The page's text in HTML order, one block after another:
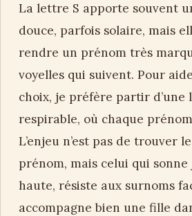
La lettre S apporte souvent
douce, parfois solaire, mais
rendre un prénom très
voyelles qui suivent. Pour
choix, je préfère partir d’une
respirable, où chaque
L’enjeu n’est pas de trouver
prénom, mais celui qui sonne
haute, résiste aux surnoms
accompagne bien une fille